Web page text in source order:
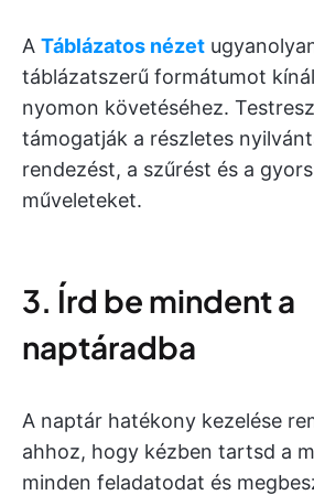
A Táblázatos nézet
táblázatszerű formátumot
nyomon követéséhez.
támogatják a részletes
rendezést, a szűrést és a
műveleteket.
3. Írd be mindent a
naptáradba
A naptár hatékony kezelése
ahhoz, hogy kézben tartsd a
minden feladatodat és